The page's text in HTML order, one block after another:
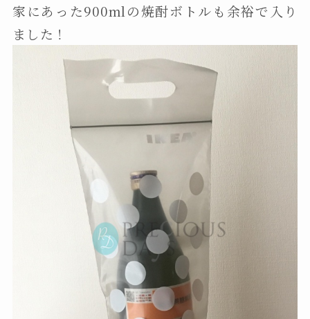
家にあった900mlの焼酎ボトルも余裕で入り
ました！